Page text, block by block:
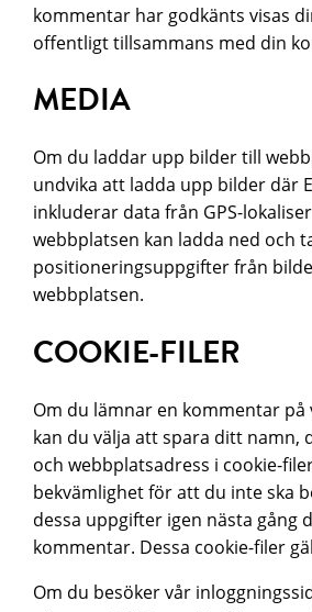
kommentar har godkänts visas
offentligt tillsammans med din
MEDIA
Om du laddar upp bilder till
undvika att ladda upp bilder där
inkluderar data från GPS-
webbplatsen kan ladda ned och
positioneringsuppgifter från
webbplatsen.
COOKIE-FILER
Om du lämnar en kommentar på
kan du välja att spara ditt namn,
och webbplatsadress i cookie-
bekvämlighet för att du inte ska
dessa uppgifter igen nästa gång
kommentar. Dessa cookie-filer
Om du besöker vår